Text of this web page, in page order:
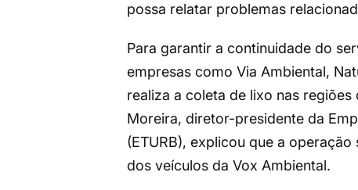
possa relatar problemas
Para garantir a continuidade do
empresas como Via Ambiental,
realiza a coleta de lixo nas
Moreira, diretor-presidente da
(ETURB), explicou que a
dos veículos da Vox Ambiental.